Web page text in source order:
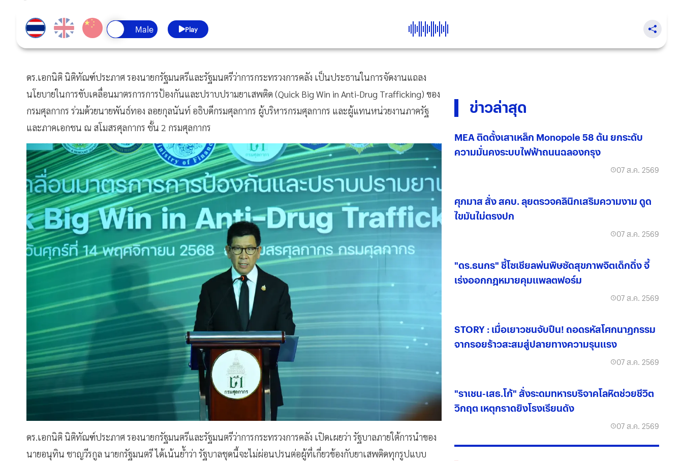
Play
ดร.เอกนิติ นิติทัณฑ์ประภาศ รองนายกรัฐมนตรีและรัฐมนตรีว่าการกระทรวงการคลัง เป็นประธานในการจัดงานแถลง
นโยบายในการขับเคลื่อนมาตรการการป้องกันและปราบปรามยาเสพติด (Quick Big Win in Anti-Drug Trafficking) ของ
กรมศุลกากร ร่วมด้วยนายพันธ์ทอง ลอยกุลนันท์ อธิบดีกรมศุลกากร ผู้บริหารกรมศุลกากร และผู้แทนหน่วยงานภาครัฐ
และภาคเอกชน ณ สโมสรศุลกากร ชั้น 2 กรมศุลกากร
ดร.เอกนิติ นิติทัณฑ์ประภาศ รองนายกรัฐมนตรีและรัฐมนตรีว่าการกระทรวงการคลัง เปิดเผยว่า รัฐบาลภายใต้การนำของ
นายอนุทิน ชาญวีรกูล นายกรัฐมนตรี ได้เน้นย้ำว่า รัฐบาลชุดนี้จะไม่ผ่อนปรนต่อผู้ที่เกี่ยวข้องกับยาเสพติดทุกรูปแบบ
ข่าวล่าสุด
MEA ติดตั้งเสาเหล็ก Monopole 58 ต้น ยกระดับ
ความมั่นคงระบบไฟฟ้าถนนฉลองกรุง
07 ส.ค. 2569
ศุภมาส สั่ง สคบ. ลุยตรวจคลินิกเสริมความงาม ดูด
ไขมันไม่ตรงปก
07 ส.ค. 2569
"ดร.ธนกร" ชี้โซเชียลพ่นพิษซัดสุขภาพจิตเด็กดิ่ง จี้
เร่งออกกฎหมายคุมแพลตฟอร์ม
07 ส.ค. 2569
STORY : เมื่อเยาวชนจับปืน! ถอดรหัสโศกนาฏกรรม
จากรอยร้าวสะสมสู่ปลายทางความรุนแรง
07 ส.ค. 2569
"ราเชน-เสธ.โก้" สั่งระดมทหารบริจาคโลหิตช่วยชีวิต
วิกฤต เหตุกราดยิงโรงเรียนดัง
07 ส.ค. 2569